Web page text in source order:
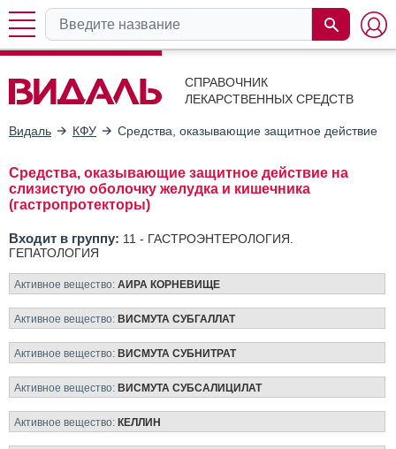
СПРАВОЧНИК
ЛЕКАРСТВЕННЫХ СРЕДСТВ
Видаль КФУ Средства, оказывающие защитное действие
Средства, оказывающие защитное действие на
слизистую оболочку желудка и кишечника
(гастропротекторы)
Входит в группу: 11 - ГАСТРОЭНТЕРОЛОГИЯ.
ГЕПАТОЛОГИЯ
Активное вещество: АИРА КОРНЕВИЩЕ
Активное вещество: ВИСМУТА СУБГАЛЛАТ
Активное вещество: ВИСМУТА СУБНИТРАТ
Активное вещество: ВИСМУТА СУБСАЛИЦИЛАТ
Активное вещество: КЕЛЛИН